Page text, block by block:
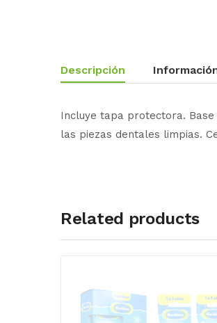
Descripción
Incluye tapa protectora. Base
las piezas dentales limpias.
Related products